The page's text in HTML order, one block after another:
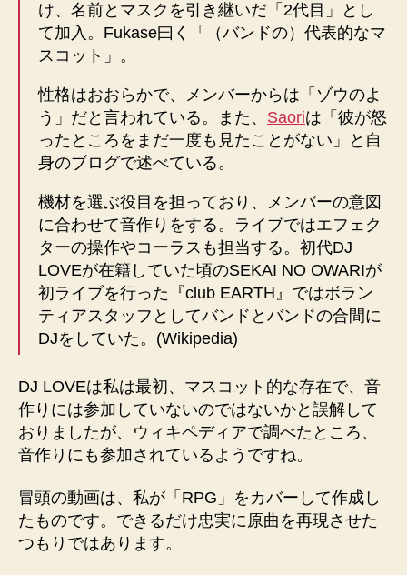
け、名前とマスクを引き継いだ「2代目」とし
て加入。Fukase曰く「（バンドの）代表的なマ
スコット」。
性格はおおらかで、メンバーからは「ゾウのよ
う」だと言われている。また、 Saoriは「彼が怒
ったところをまだ一度も見たことがない」と自
身のブログで述べている。
機材を選ぶ役目を担っており、メンバーの意図
に合わせて音作りをする。ライブではエフェク
ターの操作やコーラスも担当する。初代DJ
LOVEが在籍していた頃のSEKAI NO OWARIが
初ライブを行った『club EARTH』ではボラン
ティアスタッフとしてバンドとバンドの合間に
DJをしていた。(Wikipedia)
DJ LOVEは私は最初、マスコット的な存在で、音
作りには参加していないのではないかと誤解して
おりましたが、ウィキペディアで調べたところ、
音作りにも参加されているようですね。
冒頭の動画は、私が「RPG」をカバーして作成し
たものです。できるだけ忠実に原曲を再現させた
つもりではあります。